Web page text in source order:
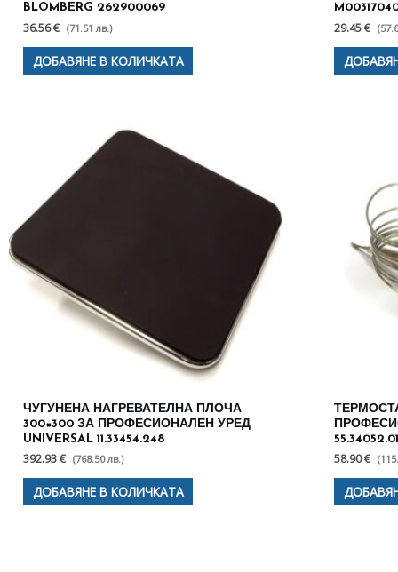
BLOMBERG 262900069
36.56 € (71.51 лв.)
ДОБАВЯНЕ В КОЛИЧКАТА
29.45 €
ЧУГУНЕНА НАГРЕВАТЕЛНА ПЛОЧА
300×300 ЗА ПРОФЕСИОНАЛЕН УРЕД
UNIVERSAL 11.33454.248
392.93 € (768.50 лв.)
ДОБАВЯНЕ В КОЛИЧКАТА
58.90 €